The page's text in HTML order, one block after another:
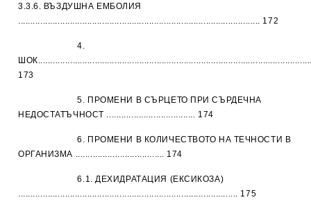
3.3.6. ВЪЗДУШНА ЕМБОЛИЯ
.................................................................................................. 172
4.
173
5. ПРОМЕНИ В СЪРЦЕТО ПРИ СЪРДЕЧНА
НЕДОСТАТЪЧНОСТ .................................... 174
6. ПРОМЕНИ В КОЛИЧЕСТВОТО НА ТЕЧНОСТИ В
ОРГАНИЗМА .................................... 174
6.1. ДЕХИДРАТАЦИЯ (ЕКСИКОЗА)
......................................................................................... 175